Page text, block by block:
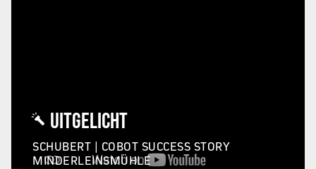
UITGELICHT
SCHUBERT | COBOT SUCCESS STORY
MINDERLEINSMÜHLE